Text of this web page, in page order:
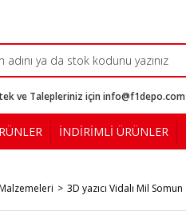
ve Talepleriniz için info@f1depo.com
İNDİRİMLİ ÜRÜNLER
3D yazıcı Vidalı Mil